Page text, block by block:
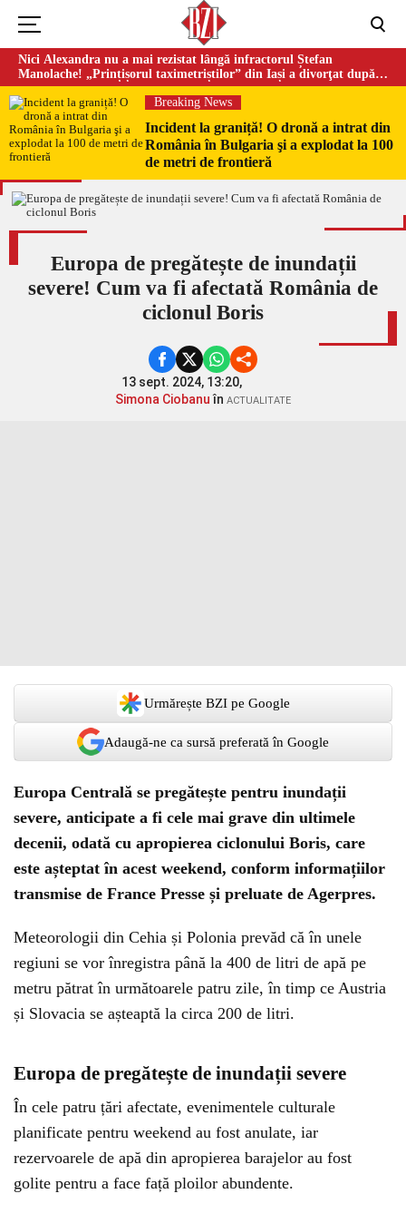
Nici Alexandra nu a mai rezistat lângă infractorul Ștefan
Manolache! „Prințișorul taximetriștilor” din Iași a divorţat după
doi ani de căsnicie
Breaking News
Incident la graniță! O dronă a intrat din
România în Bulgaria şi a explodat la 100
de metri de frontieră
Europa de pregătește de inundații
severe! Cum va fi afectată România de
ciclonul Boris
13 sept. 2024, 13:20,
Simona Ciobanuîn ACTUALITATE
Urmărește BZI pe Google
Adaugă-ne ca sursă preferată în Google
Europa Centrală se pregătește pentru inundații
severe, anticipate a fi cele mai grave din ultimele
decenii, odată cu apropierea ciclonului Boris, care
este așteptat în acest weekend, conform informațiilor
transmise de France Presse și preluate de Agerpres.
Meteorologii din Cehia și Polonia prevăd că în unele
regiuni se vor înregistra până la 400 de litri de apă pe
metru pătrat în următoarele patru zile, în timp ce Austria
și Slovacia se așteaptă la circa 200 de litri.
Europa de pregătește de inundații severe
În cele patru țări afectate, evenimentele culturale
planificate pentru weekend au fost anulate, iar
rezervoarele de apă din apropierea barajelor au fost
golite pentru a face față ploilor abundente.